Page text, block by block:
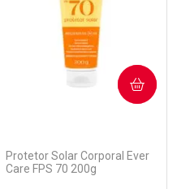
Protetor Solar Corporal Ever
Care FPS 70 200g
COMPRAR